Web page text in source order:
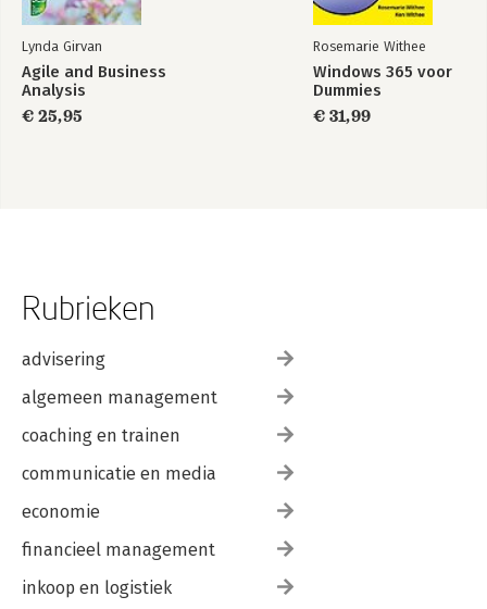
Lynda Girvan
Agile and Business
Analysis
€ 25,95
Rosemarie Withee
Windows 365 voor
Dummies
€ 31,99
Rubrieken
advisering
algemeen management
coaching en trainen
communicatie en media
economie
financieel management
inkoop en logistiek